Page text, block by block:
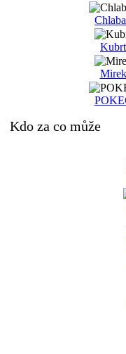
Kubrt
Mirek
Kdo za co může